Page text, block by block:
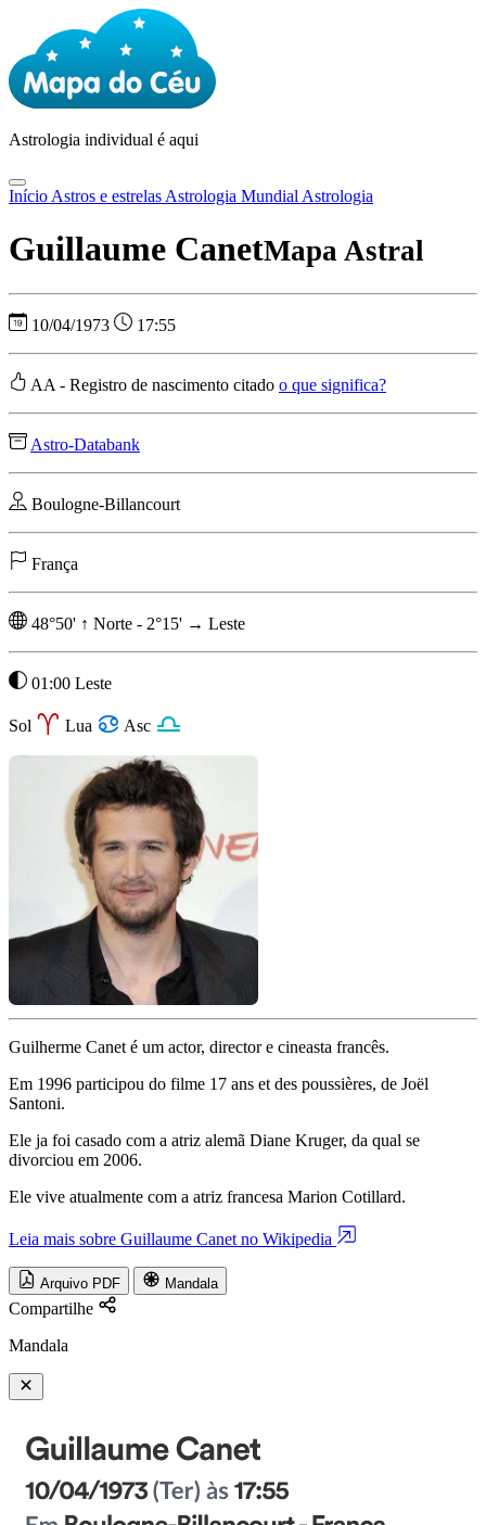
Astrologia individual é aqui
Início Astros e estrelas Astrologia Mundial Astrologia
Guillaume CanetMapa Astral
10/04/1973 17:55
AA - Registro de nascimento citado o que significa?
Astro-Databank
Boulogne-Billancourt
França
48°50' ↑ Norte - 2°15' → Leste
01:00 Leste
Sol Lua Asc
Guilherme Canet é um actor, director e cineasta francês.
Em 1996 participou do filme 17 ans et des poussières, de Joël
Santoni.
Ele ja foi casado com a atriz alemã Diane Kruger, da qual se
divorciou em 2006.
Ele vive atualmente com a atriz francesa Marion Cotillard.
Leia mais sobre Guillaume Canet no Wikipedia
Arquivo PDF Mandala
Compartilhe
Mandala